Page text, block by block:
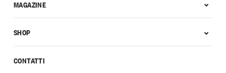
CONTATTI
MAGAZINE
SHOP